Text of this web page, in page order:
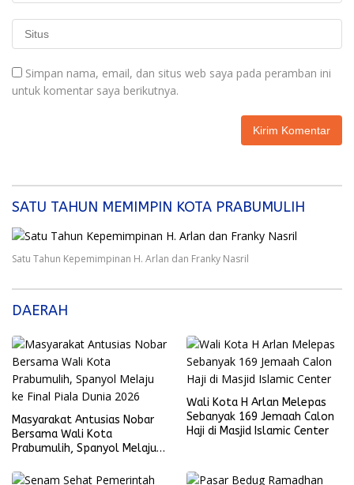
Simpan nama, email, dan situs web saya pada peramban ini
untuk komentar saya berikutnya.
SATU TAHUN MEMIMPIN KOTA PRABUMULIH
Satu Tahun Kepemimpinan H. Arlan dan Franky Nasril
DAERAH
Masyarakat Antusias Nobar
Bersama Wali Kota
Prabumulih, Spanyol Melaju
Wali Kota H Arlan Melepas
Sebanyak 169 Jemaah Calon
Haji di Masjid Islamic Center